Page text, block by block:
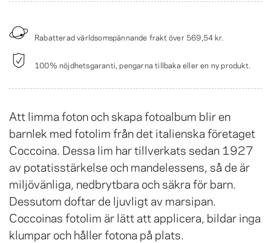
Att limma foton och skapa fotoalbum blir en
barnlek med fotolim från det italienska företaget
Coccoina. Dessa lim har tillverkats sedan 1927
av potatisstärkelse och mandelessens, så de är
miljövänliga, nedbrytbara och säkra för barn.
Dessutom doftar de ljuvligt av marsipan.
Coccoinas fotolim är lätt att applicera, bildar inga
klumpar och håller fotona på plats.
Rabatterad världsomspännande frakt över 569,54 kr.
100% nöjdhetsgaranti, pengarna tillbaka eller en ny produkt.